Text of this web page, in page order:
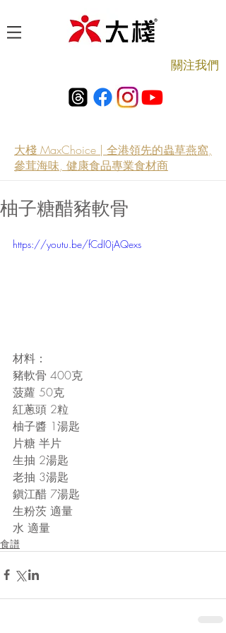
​關注我們
大棧 MaxChoice | 全港領先的蟲草燕窩,
參茸海味, 健康食品專業食材商
柚子糖醋豬軟骨
https://youtu.be/fCdI0jAQexs
材料：
豬軟骨 400克
菠蘿 50克
紅蔥頭 2粒
柚子醬 1湯匙
片糖 半片
生抽 2湯匙
老抽 3湯匙
鎭江醋 7湯匙
生粉茨 適量
水 適量
食譜